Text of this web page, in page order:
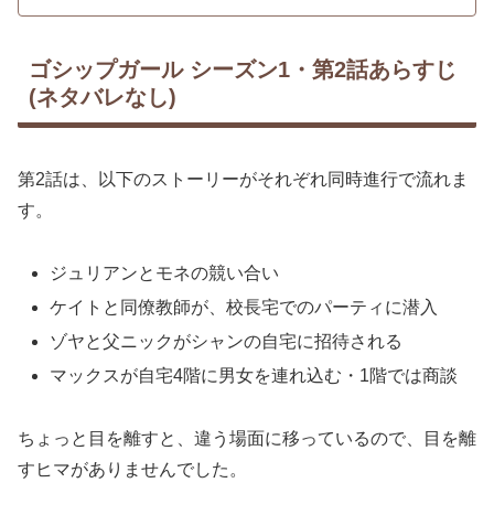
ゴシップガール シーズン1・第2話あらすじ
(ネタバレなし)
第2話は、以下のストーリーがそれぞれ同時進行で流れま
す。
ジュリアンとモネの競い合い
ケイトと同僚教師が、校長宅でのパーティに潜入
ゾヤと父ニックがシャンの自宅に招待される
マックスが自宅4階に男女を連れ込む・1階では商談
ちょっと目を離すと、違う場面に移っているので、目を離
すヒマがありませんでした。